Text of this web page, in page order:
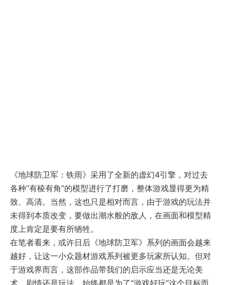
《地球防卫军：铁雨》采用了全新的虚幻4引擎，对过去
各种“有棱有角”的模型进行了打磨，整体游戏显得更为精
致、高清。当然，这也只是相对而言，由于游戏的玩法并
未得到本质改变，要做出潮水般的敌人，在画面和模型精
度上肯定是要有所牺牲。
在笔者看来，或许日后《地球防卫军》系列的画面会越来
越好，让这一小众题材游戏系列被更多玩家所认知。但对
于游戏界而言，这部作品带我们的启示应当还是无论美